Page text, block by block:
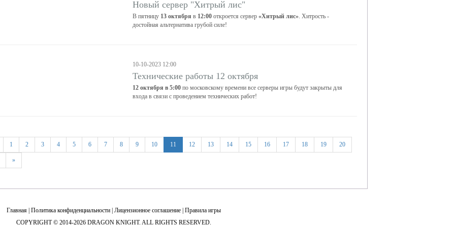
Новый сервер "Хитрый лис"
В пятницу 13 октября в 12:00 откроется сервер «Хитрый лис». Хитрость -
достойная альтернатива грубой силе!
10-10-2023 12:00
Технические работы 12 октября
12 октября в 5:00 по московскому времени все серверы игры будут закрыты для
входа в связи с проведением технических работ!
1 2 3 4 5 6 7 8 9 10 11 12 13 14 15 16 17 18 19 20
»
Главная Политика конфиденциальности Лицензионное соглашение Правила игры
COPYRIGHT © 2014-2026 DRAGON KNIGHT. ALL RIGHTS RESERVED.